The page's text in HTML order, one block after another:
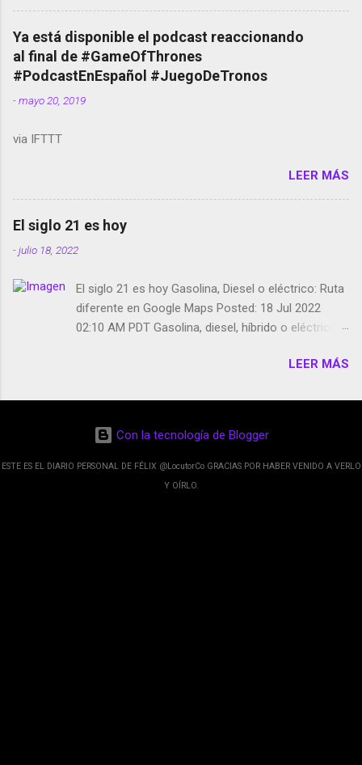
cuentas Responden los fotógrafos Brian May y el
copyright en Instagram Música y vídeo selfies en la
red social Riddley Scott saca a Kevin Spacey de su
película Francisco regaña a los que usan el
smartphone en sus misas La serie de la Tierra
Media GoBee - StartUp de bicicletas de alquiler
Live Photos en Google Photos Llegando Partimos
Dictados en Android El tamaño y su importancia...
Ya está disponible el podcast reaccionando
al final de #GameOfThrones
#PodcastEnEspañol #JuegoDeTronos
-mayo 20, 2019
via IFTTT
LEER MÁS
El siglo 21 es hoy
-julio 18, 2022
El siglo 21 es hoy Gasolina, Diesel o eléctrico: Ruta
diferente en Google Maps Posted: 18 Jul 2022
02:10 AM PDT Gasolina, diesel, híbrido o eléctrico:
de esos sentidos es lo que hacen los
desarrolladores de Alphabet, la compañía matriz
de Google; y por el otro lado tenemos el
crecimiento de Google Maps con lo que
informamos los usuarios reseñas del lugares
LEER MÁS
Con la tecnología de Blogger
ESTE ES EL DIARIO PERSONAL DE FÉLIX @LocutorCo GRACIAS POR HABER VENIDO A VERLO
Y OÍRLO.